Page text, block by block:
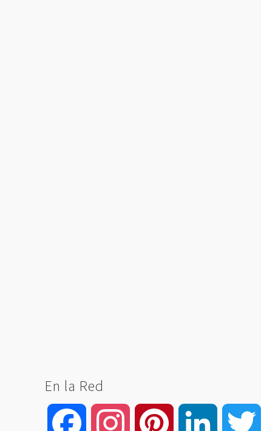
En la Red
Facebook Instagram Pinterest LinkedIn